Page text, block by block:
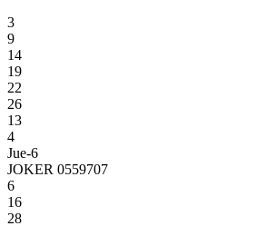
3
9
14
19
22
26
13
4
Jue-6
JOKER 0559707
6
16
28